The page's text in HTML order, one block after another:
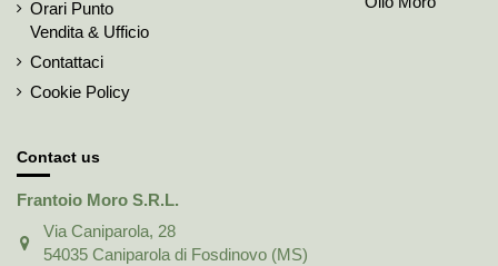
Orari Punto
Vendita & Ufficio
Contattaci
Cookie Policy
Contact us
Frantoio Moro S.R.L.
Via Caniparola, 28
54035 Caniparola di Fosdinovo (MS)